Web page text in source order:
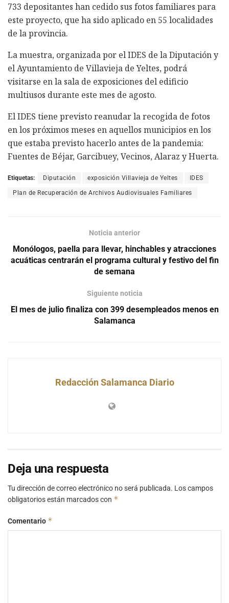
733 depositantes han cedido sus fotos familiares para
este proyecto, que ha sido aplicado en 55 localidades
de la provincia.
La muestra, organizada por el IDES de la Diputación y
el Ayuntamiento de Villavieja de Yeltes, podrá
visitarse en la sala de exposiciones del edificio
multiusos durante este mes de agosto.
El IDES tiene previsto reanudar la recogida de fotos
en los próximos meses en aquellos municipios en los
que estaba previsto hacerlo antes de la pandemia:
Fuentes de Béjar, Garcibuey, Vecinos, Alaraz y Huerta.
Etiquetas: Diputación exposición Villavieja de Yeltes IDES
Plan de Recuperación de Archivos Audiovisuales Familiares
Noticia anterior
Monólogos, paella para llevar, hinchables y atracciones
acuáticas centrarán el programa cultural y festivo del fin
de semana
Siguiente noticia
El mes de julio finaliza con 399 desempleados menos en
Salamanca
Redacción Salamanca Diario
Deja una respuesta
Tu dirección de correo electrónico no será publicada. Los campos
obligatorios están marcados con *
Comentario *